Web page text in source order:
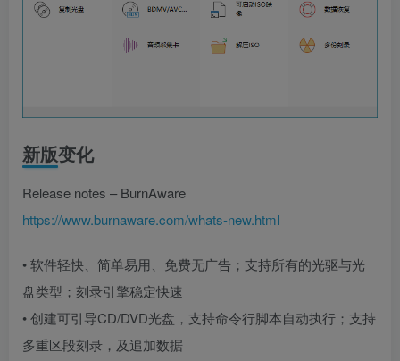
新版变化
Release notes – BurnAware
https://www.burnaware.com/whats-new.html
• 软件轻快、简单易用、免费无广告；支持所有的光驱与光
盘类型；刻录引擎稳定快速
• 创建可引导CD/DVD光盘，支持命令行脚本自动执行；支持
多重区段刻录，及追加数据